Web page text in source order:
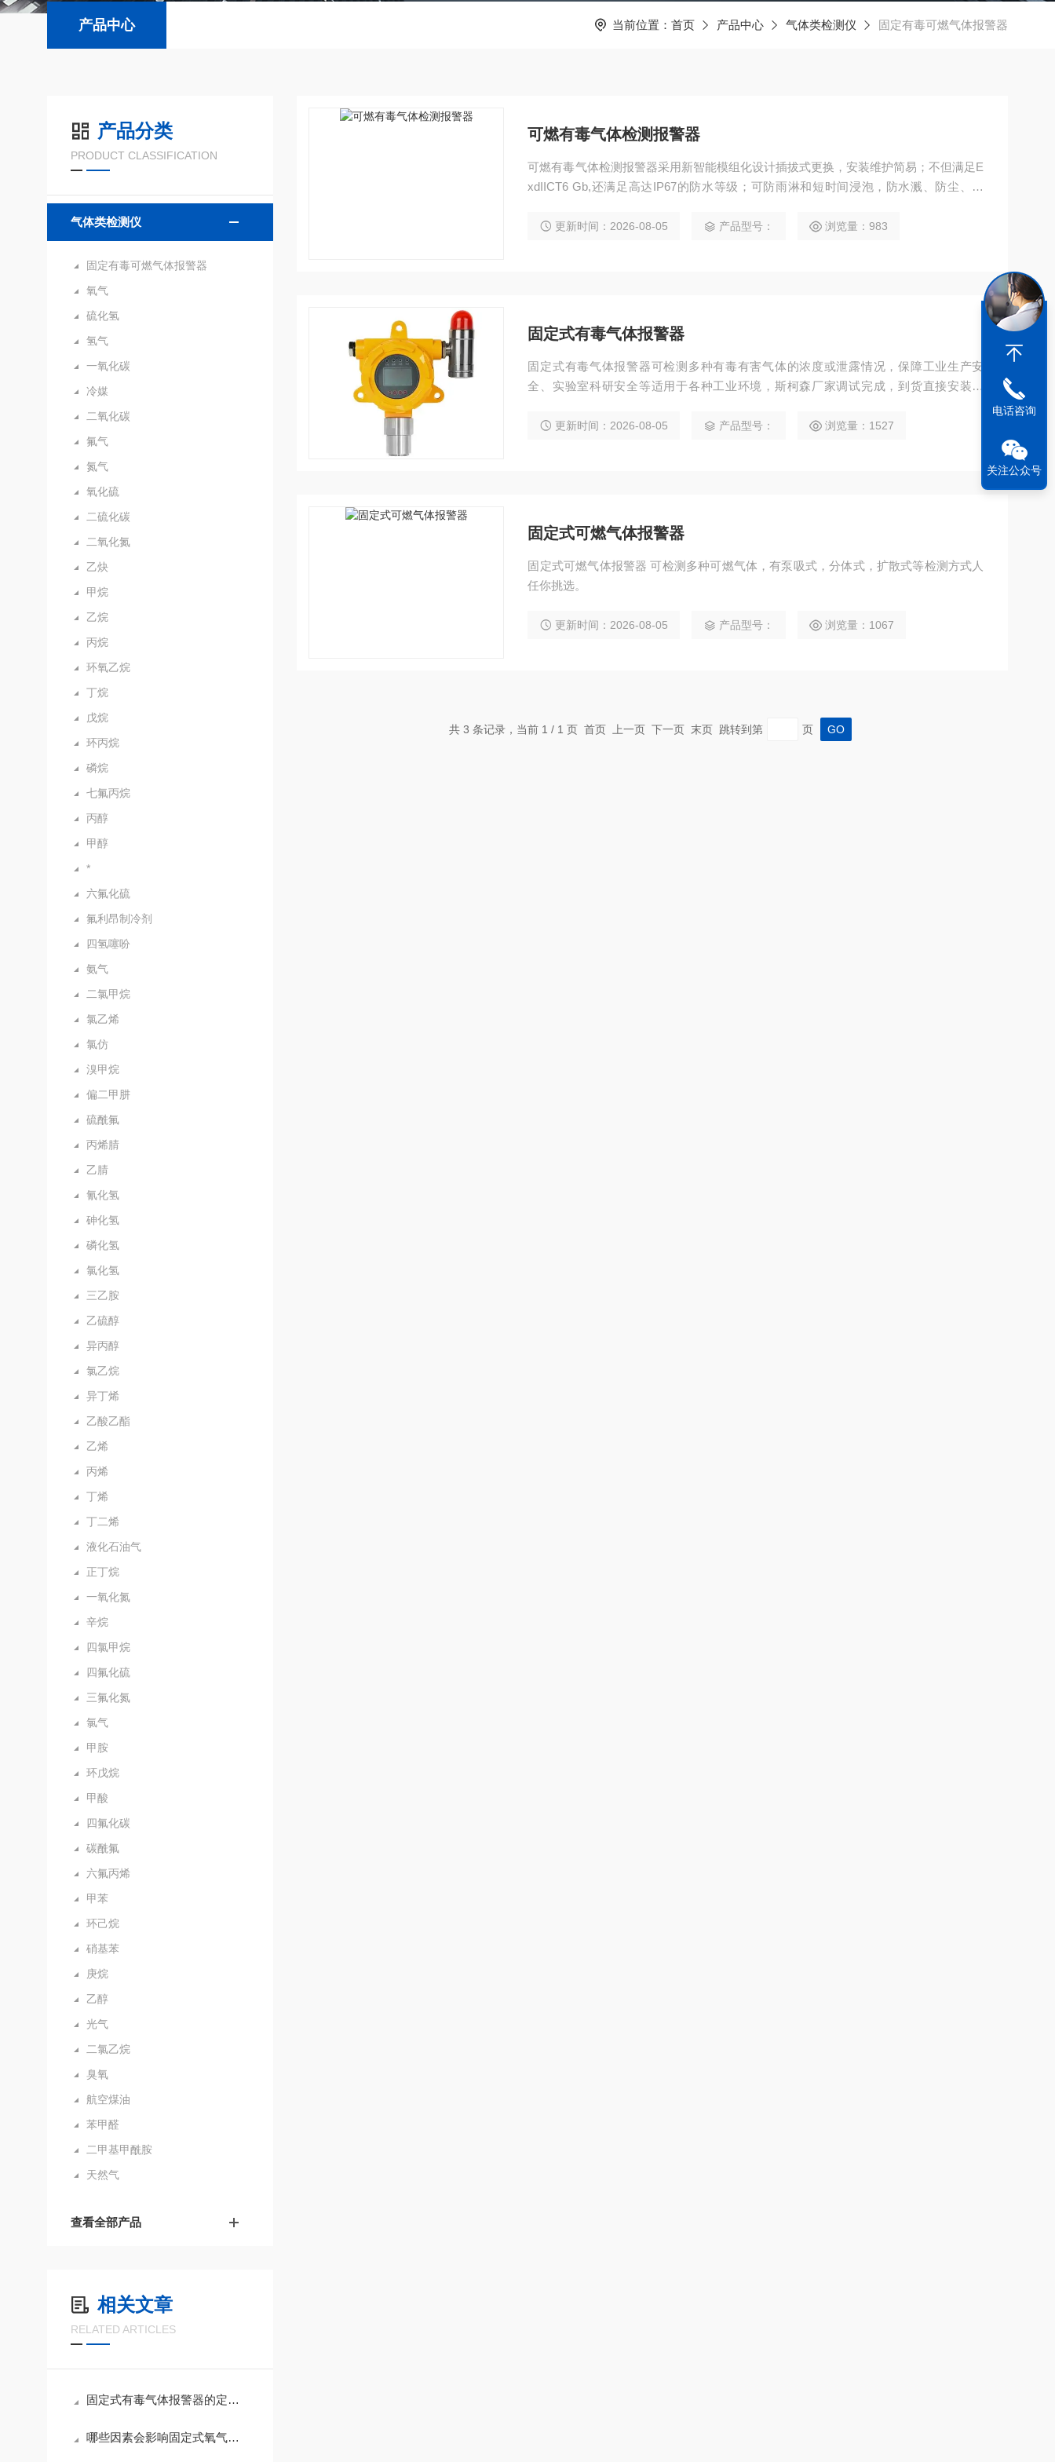
产品中心 当前位置： 首页 产品中心 气体类检测仪 固定有毒可燃气体报警器
产品分类
PRODUCT CLASSIFICATION
气体类检测仪
固定有毒可燃气体报警器
氧气
硫化氢
氢气
一氧化碳
冷媒
二氧化碳
氟气
氮气
氧化硫
二硫化碳
二氧化氮
乙炔
甲烷
乙烷
丙烷
环氧乙烷
丁烷
戊烷
环丙烷
磷烷
七氟丙烷
丙醇
甲醇
*
六氟化硫
氟利昂制冷剂
四氢噻吩
氨气
二氯甲烷
氯乙烯
氯仿
溴甲烷
偏二甲肼
硫酰氟
丙烯腈
乙腈
氰化氢
砷化氢
磷化氢
氯化氢
三乙胺
乙硫醇
异丙醇
氯乙烷
异丁烯
乙酸乙酯
乙烯
丙烯
丁烯
丁二烯
液化石油气
正丁烷
一氧化氮
辛烷
四氯甲烷
四氟化硫
三氟化氮
氯气
甲胺
环戊烷
甲酸
四氟化碳
碳酰氟
六氟丙烯
甲苯
环己烷
硝基苯
庚烷
乙醇
光气
二氯乙烷
臭氧
航空煤油
苯甲醛
二甲基甲酰胺
天然气
查看全部产品
相关文章
RELATED ARTICLES
固定式有毒气体报警器的定期校准、维护与检定管理要点
哪些因素会影响固定式氧气浓度检测仪的性能？
可燃有毒气体检测报警器
可燃有毒气体检测报警器采用新智能模组化设计插拔式更换，安装维护简易；不但满足E
xdIICT6 Gb,还满足高达IP67的防水等级；可防雨淋和短时间浸泡，防水溅、防尘、防
更新时间：2026-08-05 产品型号： 浏览量：983
固定式有毒气体报警器
固定式有毒气体报警器可检测多种有毒有害气体的浓度或泄露情况，保障工业生产安
全、实验室科研安全等适用于各种工业环境，斯柯森厂家调试完成，到货直接安装使
更新时间：2026-08-05 产品型号： 浏览量：1527
固定式可燃气体报警器
固定式可燃气体报警器 可检测多种可燃气体，有泵吸式，分体式，扩散式等检测方式人
任你挑选。
更新时间：2026-08-05 产品型号： 浏览量：1067
共 3 条记录，当前 1 / 1 页 首页 上一页 下一页 末页 跳转到第 页
电话咨询
关注公众号